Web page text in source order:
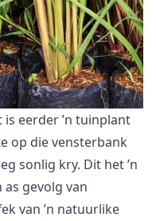
is eerder ’n tuinplant
op die vensterbank
sonlig kry. Dit het ’n
gevolg van
van ’n natuurlike